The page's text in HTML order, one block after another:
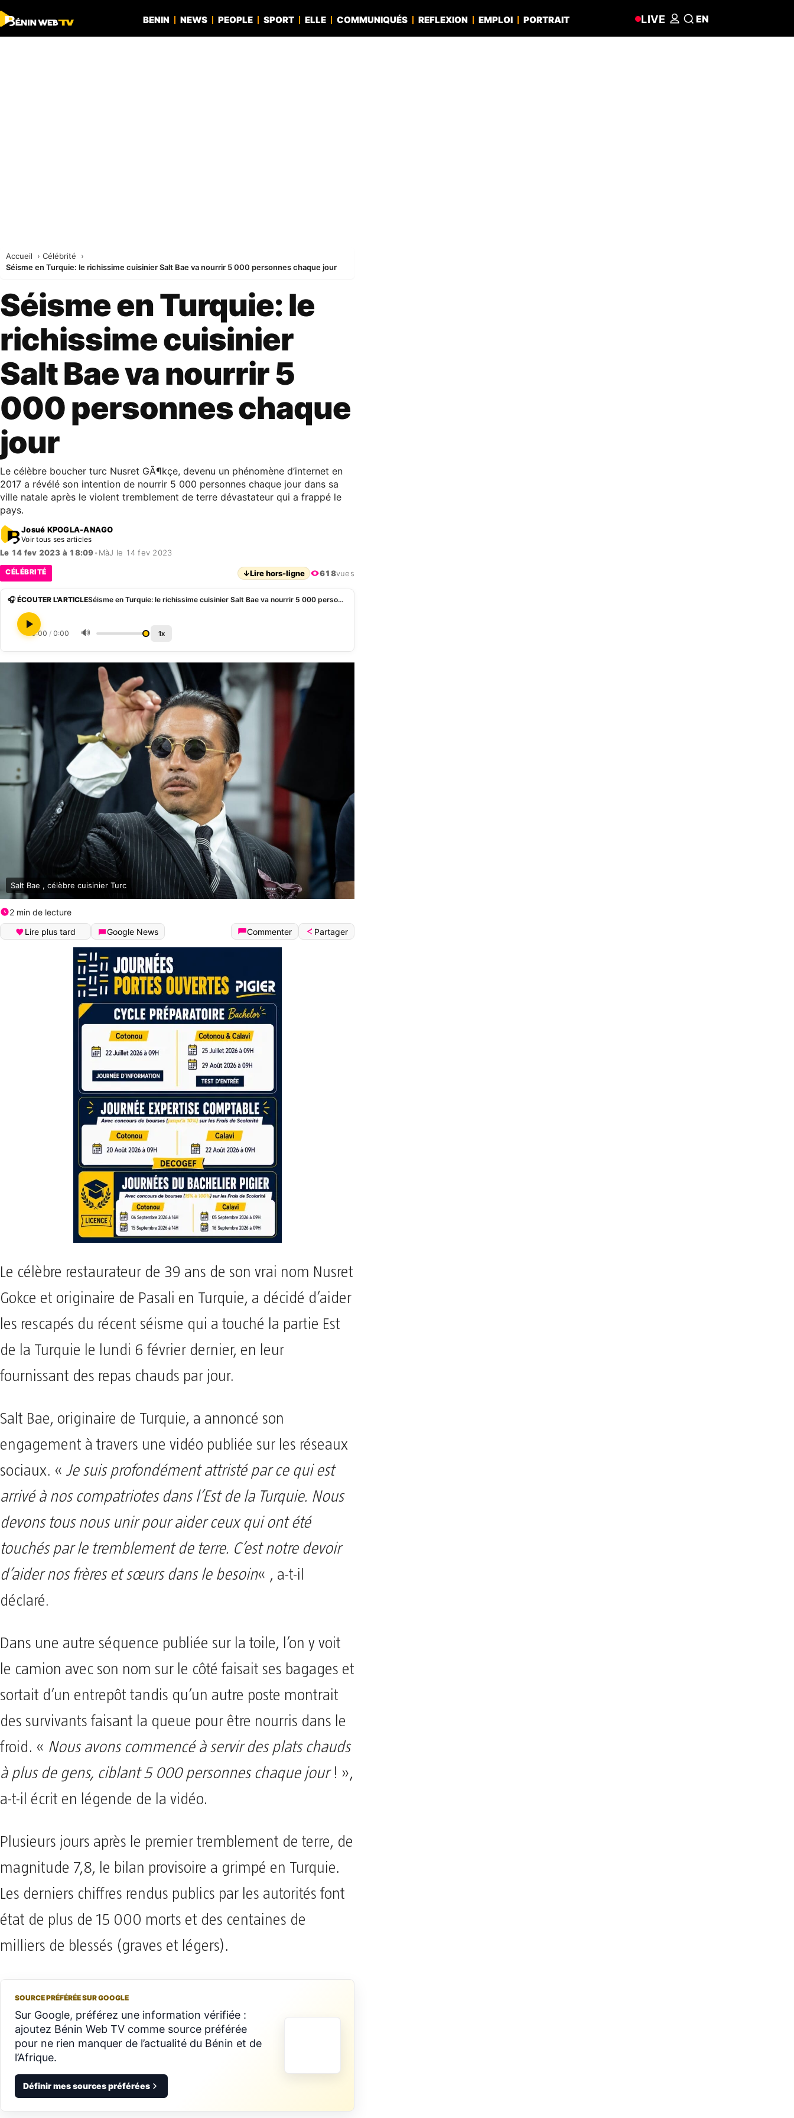
BENIN NEWS PEOPLE SPORT ELLE COMMUNIQUÉS REFLEXION EMPLOI PORTRAIT LIVE EN
Accueil
Célébrité
Séisme en Turquie: le richissime cuisinier Salt Bae va nourrir 5 000 personnes chaque jour
Séisme en Turquie: le
richissime cuisinier
Salt Bae va nourrir 5
000 personnes chaque
jour
Le célèbre boucher turc Nusret GÃ¶kçe, devenu un phénomène d’internet en
2017 a révélé son intention de nourrir 5 000 personnes chaque jour dans sa
ville natale après le violent tremblement de terre dévastateur qui a frappé le
pays.
Josué KPOGLA-ANAGO
Voir tous ses articles
Le 14 fev 2023 à 18:09• MàJ le 14 fev 2023
CÉLÉBRITÉ ↓Lire hors-ligne 618vues
🎧 ÉCOUTER L'ARTICLE Séisme en Turquie: le richissime cuisinier Salt Bae va nourrir 5 000 personnes chaque jour
0:00 / 0:00 🔊 1x
Salt Bae , célèbre cuisinier Turc
2 min de lecture
Lire plus tard
Google News Commenter Partager
Le célèbre restaurateur de 39 ans de son vrai nom Nusret
Gokce et originaire de Pasali en Turquie, a décidé d’aider
les rescapés du récent séisme qui a touché la partie Est
de la Turquie le lundi 6 février dernier, en leur
fournissant des repas chauds par jour.
Salt Bae, originaire de Turquie, a annoncé son
engagement à travers une vidéo publiée sur les réseaux
sociaux. « Je suis profondément attristé par ce qui est
arrivé à nos compatriotes dans l’Est de la Turquie. Nous
devons tous nous unir pour aider ceux qui ont été
touchés par le tremblement de terre. C’est notre devoir
d’aider nos frères et sœurs dans le besoin« , a-t-il
déclaré.
Dans une autre séquence publiée sur la toile, l’on y voit
le camion avec son nom sur le côté faisait ses bagages et
sortait d’un entrepôt tandis qu’un autre poste montrait
des survivants faisant la queue pour être nourris dans le
froid. « Nous avons commencé à servir des plats chauds
à plus de gens, ciblant 5 000 personnes chaque jour! »,
a-t-il écrit en légende de la vidéo.
Plusieurs jours après le premier tremblement de terre, de
magnitude 7,8, le bilan provisoire a grimpé en Turquie.
Les derniers chiffres rendus publics par les autorités font
état de plus de 15 000 morts et des centaines de
milliers de blessés (graves et légers).
SOURCE PRÉFÉRÉE SUR GOOGLE
Sur Google, préférez une information vérifiée :
ajoutez Bénin Web TV comme source préférée
pour ne rien manquer de l’actualité du Bénin et de
l’Afrique.
Définir mes sources préférées